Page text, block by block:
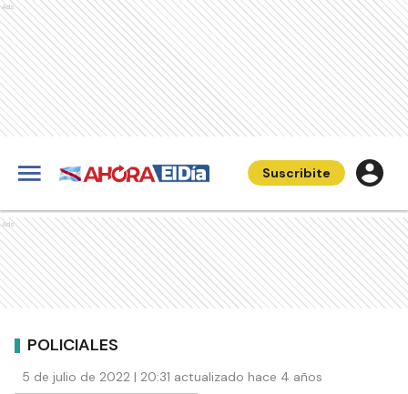
Ads
Suscribite
Ads
POLICIALES
5 de julio de 2022 | 20:31 actualizado hace 4 años